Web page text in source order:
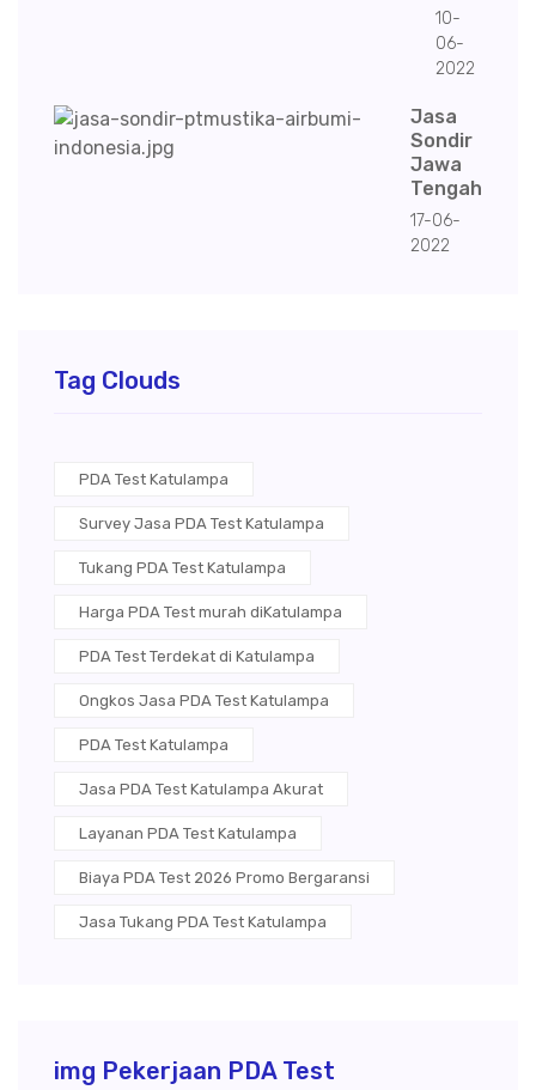
10-
06-
2022
Jasa
Sondir
Jawa
Tengah
17-06-
2022
Tag Clouds
PDA Test Katulampa
Survey Jasa PDA Test Katulampa
Tukang PDA Test Katulampa
Harga PDA Test murah diKatulampa
PDA Test Terdekat di Katulampa
Ongkos Jasa PDA Test Katulampa
PDA Test Katulampa
Jasa PDA Test Katulampa Akurat
Layanan PDA Test Katulampa
Biaya PDA Test 2026 Promo Bergaransi
Jasa Tukang PDA Test Katulampa
img Pekerjaan PDA Test